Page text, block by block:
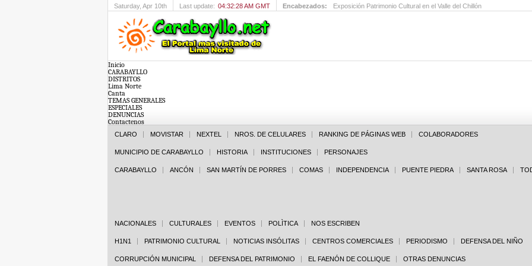
Saturday, Apr 10th Last update: 04:32:28 AM GMT Encabezados: Exposición Patrimonio Cultural en el Valle del Chillón
Inicio
CARABAYLLO
DISTRITOS
Lima Norte
Canta
TEMAS GENERALES
ESPECIALES
DENUNCIAS
Contactenos
CLARO MOVISTAR NEXTEL NROS. DE CELULARES RANKING DE PÁGINAS WEB COLABORADORES
MUNICIPIO DE CARABAYLLO HISTORIA INSTITUCIONES PERSONAJES
CARABAYLLO ANCÓN SAN MARTÍN DE PORRES COMAS INDEPENDENCIA PUENTE PIEDRA SANTA ROSA
NACIONALES CULTURALES EVENTOS POLÌTICA NOS ESCRIBEN
H1N1 PATRIMONIO CULTURAL NOTICIAS INSÓLITAS CENTROS COMERCIALES PERIODISMO DEFENSA DEL NIÑO
CORRUPCIÓN MUNICIPAL DEFENSA DEL PATRIMONIO EL FAENÓN DE COLLIQUE OTRAS DENUNCIAS